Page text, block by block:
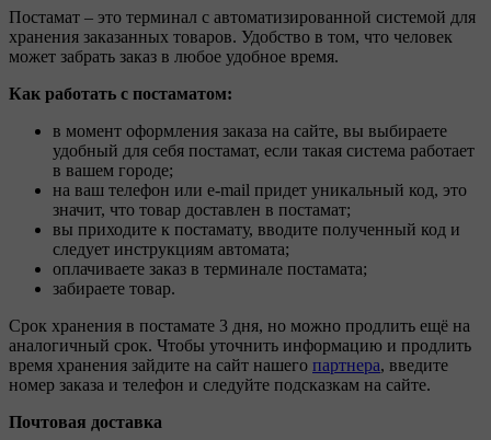
Постамат – это терминал с автоматизированной системой для
хранения заказанных товаров. Удобство в том, что человек
может забрать заказ в любое удобное время.
Как работать с постаматом:
в момент оформления заказа на сайте, вы выбираете
удобный для себя постамат, если такая система работает
в вашем городе;
на ваш телефон или e-mail придет уникальный код, это
значит, что товар доставлен в постамат;
вы приходите к постамату, вводите полученный код и
следует инструкциям автомата;
оплачиваете заказ в терминале постамата;
забираете товар.
Срок хранения в постамате 3 дня, но можно продлить ещё на
аналогичный срок. Чтобы уточнить информацию и продлить
время хранения зайдите на сайт нашего партнера, введите
номер заказа и телефон и следуйте подсказкам на сайте.
Почтовая доставка